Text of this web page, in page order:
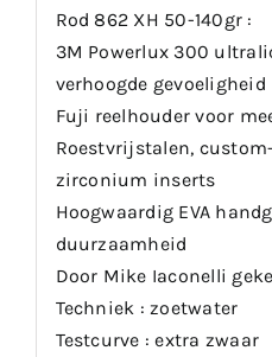
Rod 862 XH 50-140gr :
3M Powerlux 300
verhoogde gevoeligheid
Fuji reelhouder voor
Roestvrijstalen,
zirconium inserts
Hoogwaardig EVA
duurzaamheid
Door Mike Iaconelli
Techniek : zoetwater
Testcurve : extra zwaar